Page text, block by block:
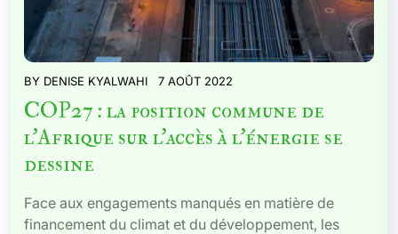
BY DENISE KYALWAHI 7 AOÛT 2022
COP27 : la position commune de
l’Afrique sur l’accès à l’énergie se
dessine
Face aux engagements manqués en matière de
financement du climat et du développement, les